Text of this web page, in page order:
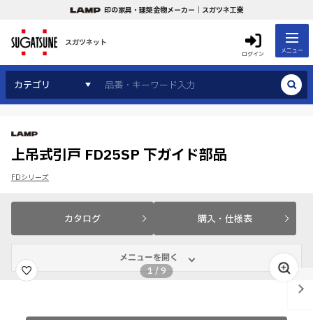
印の家具・建築金物メーカー｜スガツネ工業
スガツネット
ログイン メニュー
カテゴリ
上吊式引戸 FD25SP 下ガイド部品
FDシリーズ
カタログ 購入・仕様表
メニューを開く
1 /9